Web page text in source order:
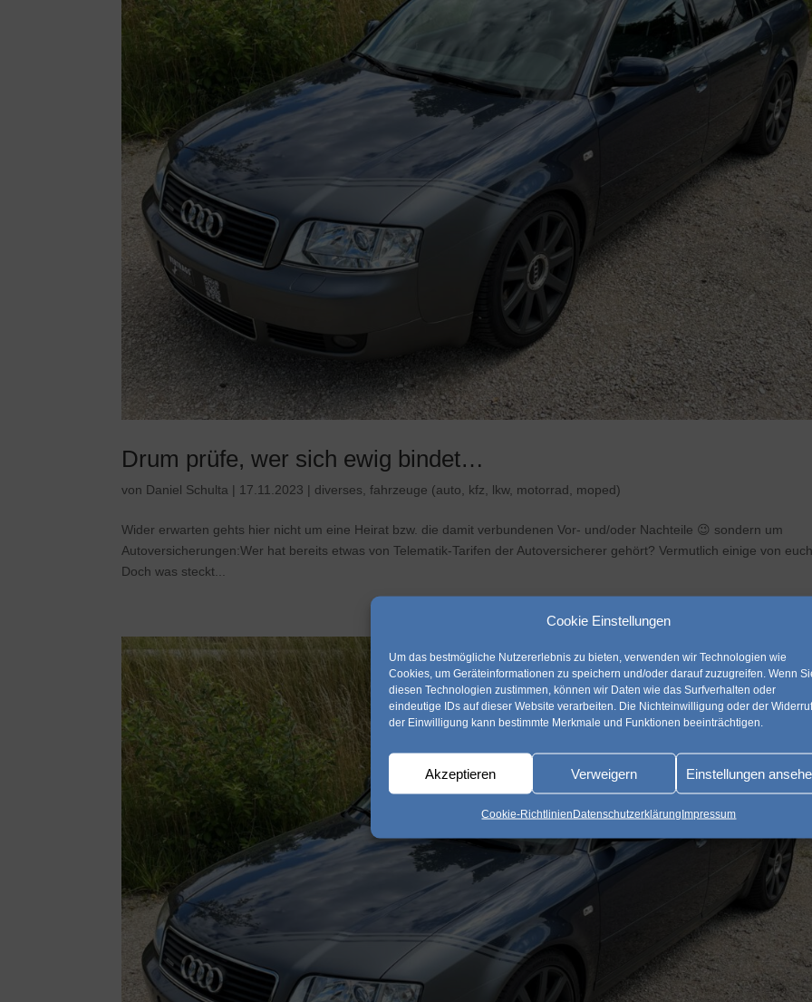
Cookie Einstellungen
Um das bestmögliche Nutzererlebnis zu bieten, verwenden wir Technologien wie
Cookies, um Geräteinformationen zu speichern und/oder darauf zuzugreifen. Wenn
diesen Technologien zustimmen, können wir Daten wie das Surfverhalten oder
eindeutige IDs auf dieser Website verarbeiten. Die Nichteinwilligung oder der Widerruf
der Einwilligung kann bestimmte Merkmale und Funktionen beeinträchtigen.
Akzeptieren Verweigern Einstellungen
Cookie-RichtlinienDatenschutzerklärungImpressum
Drum prüfe, wer sich ewig bindet…
von Daniel Schulta | 17.11.2023 | diverses,fahrzeuge (auto, kfz, lkw, motorrad, moped)
Wider erwarten gehts hier nicht um eine Heirat bzw. die damit verbundenen Vor- und/oder Nachteile 😉 sondern um
Autoversicherungen:Wer hat bereits etwas von Telematik-Tarifen der Autoversicherer gehört? Vermutlich einige von
Doch was steckt...